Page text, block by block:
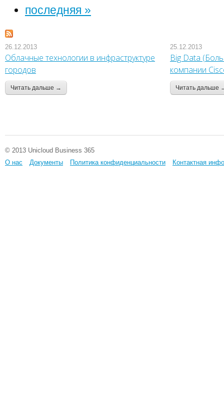
последняя »
26.12.2013
Облачные технологии в инфраструктуре
городов
Читать дальше →
25.12.2013
Big Data
компании
Читать дальше
© 2013 Unicloud Business 365
О нас
Документы Политика конфиденциальности Контактная